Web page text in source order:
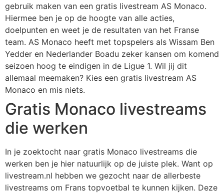
gebruik maken van een gratis livestream AS Monaco.
Hiermee ben je op de hoogte van alle acties,
doelpunten en weet je de resultaten van het Franse
team. AS Monaco heeft met topspelers als Wissam Ben
Yedder en Nederlander Boadu zeker kansen om komend
seizoen hoog te eindigen in de Ligue 1. Wil jij dit
allemaal meemaken? Kies een gratis livestream AS
Monaco en mis niets.
Gratis Monaco livestreams
die werken
In je zoektocht naar gratis Monaco livestreams die
werken ben je hier natuurlijk op de juiste plek. Want op
livestream.nl hebben we gezocht naar de allerbeste
livestreams om Frans topvoetbal te kunnen kijken. Deze